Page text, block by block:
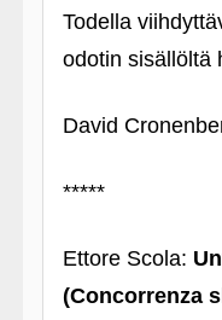
Todella
odotin sisällöltä
David
*****
Ettore Scola:
(Concorrenza